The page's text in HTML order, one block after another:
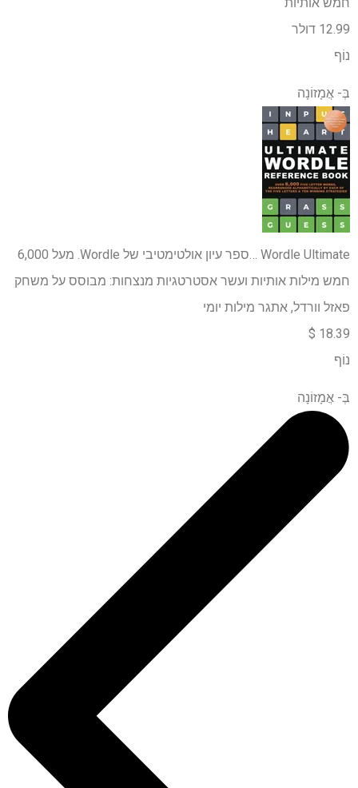
12.99 דולר
נוֹף
בְּ- אֲמָזוֹנָה
Wordle Ultimate …
ספר עיון אולטימטיבי של Wordle. מעל 6,000
חמש מילות אותיות ועשר אסטרטגיות מנצחות: מבוסס על משחק
פאזל וורדל, אתגר מילות יומי
18.39 $
נוֹף
בְּ- אֲמָזוֹנָה